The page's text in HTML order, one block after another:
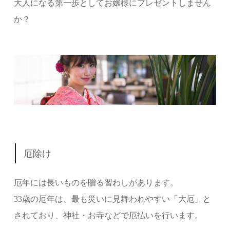
大人になる第一歩としてお嬢様にプレゼントしません
か？
厄除け
厄年には長いものを贈る習わしがあります。
33歳の厄年は、最も災いに見舞われやすい「大厄」と
されており、神社・お寺などで厄払いを行います。